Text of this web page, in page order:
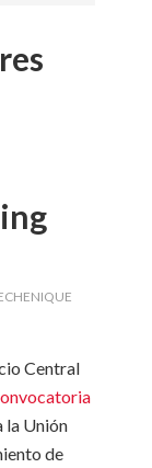
Central
la Unión
de